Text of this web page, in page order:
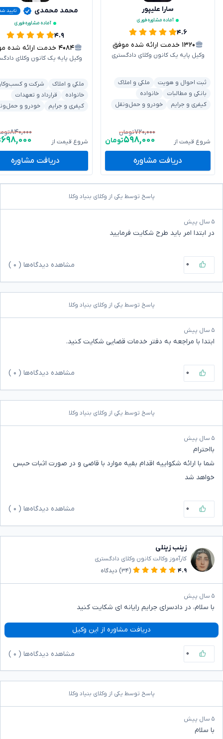
سارا علیپور
آماده مشاوره فوری
۴.۶
۱۳۲۰ خدمت ارائه شده موفق
وکیل پایه یک کانون وکلای دادگستری
ثبت احوال و هویت
ملکی و املاک
بانکی و مطالبات
خانواده
کیفری و جرایم
خودرو و حمل‌ونقل
شروع قیمت از
۷۲۰,۰۰۰تومان
۵۹۸,۰۰۰تومان
دریافت مشاوره
محمد محمدی
تایید
آماده مشاوره فوری
۴.۹
۴۰۸۴ خدمت ارائه شده موفق
وکیل پایه یک کانون وکلای
ملکی و املاک
شرکت و
خانواده
قرارداد و تعهدات
کیفری و جرایم
خودرو و
شروع قیمت از
۸۴۰,۰۰۰
۶۹۸,۰۰۰
دریافت مشاوره
پاسخ توسط یکی از وکلای بنیاد وکلا
۵ سال پیش
در ابتدا امر باید طرح شکایت فرمایید
۰ مشاهده دیدگاه‌ها ( ۰
پاسخ توسط یکی از وکلای بنیاد وکلا
۵ سال پیش
ابتدا با مراجعه به دفتر خدمات قضایی شکایت کنید.
۰ مشاهده دیدگاه‌ها ( ۰
پاسخ توسط یکی از وکلای بنیاد وکلا
۵ سال پیش
بااحترام
شما با ارائه شکواییه اقدام بقیه موارد با قاضی و در صورت اثبات حبس
خواهد شد
۰ مشاهده دیدگاه‌ها ( ۰
زینب زینلی
کارآموز وکالت کانون وکلای دادگستری
۴.۹
(۳۴) دیدگاه
۵ سال پیش
با سلام، در دادسرای جرایم رایانه ای شکایت کنید
دریافت مشاوره از این وکیل
۰ مشاهده دیدگاه‌ها ( ۰
پاسخ توسط یکی از وکلای بنیاد وکلا
۵ سال پیش
با سلام